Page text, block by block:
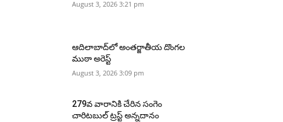
August 3, 2026 3:21 pm
ఆదిలాబాద్‌లో అంతర్జాతీయ దొంగల
ముఠా అరెస్ట్
August 3, 2026 3:09 pm
279వ వారానికి చేరిన సంగెం
చారిటబుల్ ట్రస్ట్ అన్నదానం